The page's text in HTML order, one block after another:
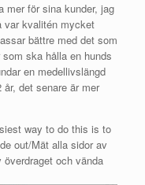
mer för sina kunder, jag
var kvalitén mycket
bättre med det som
ska hålla en hunds
en medellivslängd
det senare är mer
way to do this is to
out/Mät alla sidor av
och vända